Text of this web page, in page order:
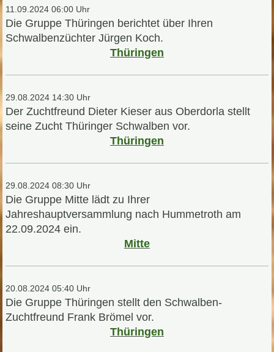
11.09.2024 06:00 Uhr
Die Gruppe Thüringen berichtet über Ihren
Schwalbenzüchter Jürgen Koch.
Thüringen
29.08.2024 14:30 Uhr
Der Zuchtfreund Dieter Kieser aus Oberdorla stellt
seine Zucht Thüringer Schwalben vor.
Thüringen
29.08.2024 08:30 Uhr
Die Gruppe Mitte lädt zu Ihrer
Jahreshauptversammlung nach Hummetroth am
22.09.2024 ein.
Mitte
20.08.2024 05:40 Uhr
Die Gruppe Thüringen stellt den Schwalben-
Zuchtfreund Frank Brömel vor.
Thüringen